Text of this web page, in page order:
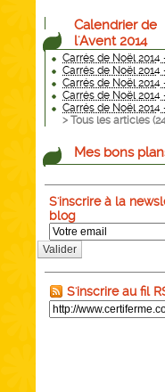
Calendrier de
l'Avent 2014
Carrés de Noël 2014
Carrés de Noël 2014
Carrés de Noël 2014
Carrés de Noël 2014
Carrés de Noël 2014
> Tous les articles (
Mes bons
S'inscrire à la
blog
Valider
S'inscrire au fil